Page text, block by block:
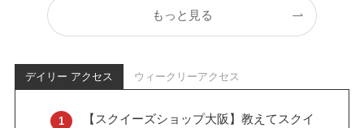
もっと見る
デイリー アクセス ウィークリーアクセス
【スクイーズショップ大阪】教えてスクイ